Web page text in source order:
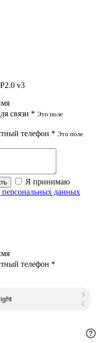
v3
связи * Это поле
телефон * Это поле
Я принимаю
персональных данных
телефон *